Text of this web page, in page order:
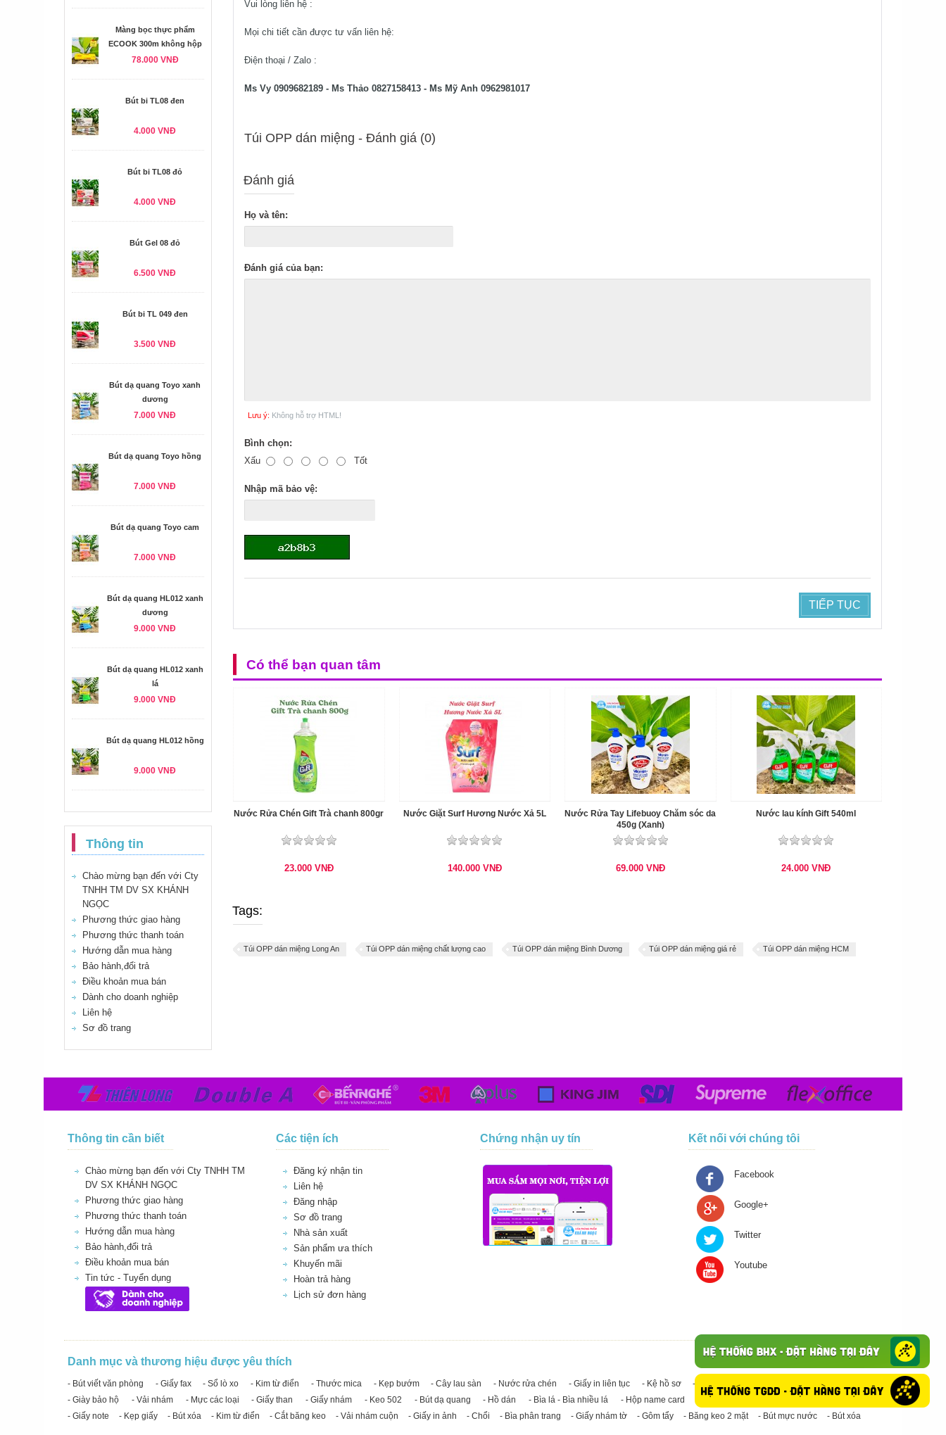
Màng bọc thực phẩm
ECOOK 300m không hộp
78.000 VNĐ
Bút bi TL08 đen
4.000 VNĐ
Bút bi TL08 đỏ
4.000 VNĐ
Bút Gel 08 đỏ
6.500 VNĐ
Bút bi TL 049 đen
3.500 VNĐ
Bút dạ quang Toyo xanh
dương
7.000 VNĐ
Bút dạ quang Toyo hồng
7.000 VNĐ
Bút dạ quang Toyo cam
7.000 VNĐ
Bút dạ quang HL012 xanh
dương
9.000 VNĐ
Bút dạ quang HL012 xanh
lá
9.000 VNĐ
Bút dạ quang HL012 hồng
9.000 VNĐ
Thông tin
Chào mừng bạn đến với Cty
TNHH TM DV SX KHÁNH
NGỌC
Phương thức giao hàng
Phương thức thanh toán
Hướng dẫn mua hàng
Bảo hành,đổi trả
Điều khoản mua bán
Dành cho doanh nghiệp
Liên hệ
Sơ đồ trang
Vui lòng liên hệ :
Mọi chi tiết cần được tư vấn liên hệ:
Điện thoại / Zalo :
Ms Vy 0909682189 - Ms Thảo 0827158413 - Ms Mỹ Anh 0962981017
Túi OPP dán miệng - Ðánh giá (0)
Đánh giá
Họ và tên:
Đánh giá của bạn:
Lưu ý: Không hỗ trợ HTML!
Bình chọn:
Xấu
Tốt
Nhập mã bảo vệ:
TIẾP TỤC
Có thể bạn quan tâm
Nước Rửa Chén Gift Trà chanh 800gr
23.000 VNĐ
Nước Giặt Surf Hương Nước Xả 5L
140.000 VNĐ
Nước Rửa Tay Lifebuoy Chăm sóc da
450g (Xanh)
69.000 VNĐ
Nước lau kính Gift 540ml
24.000VNĐ
Tags:
Túi OPP dán miệng Long An Túi OPP dán miệng chất lượng cao Túi OPP dán miệng Bình Dương Túi OPP dán miệng giá rẻ Túi OPP dán miệng HCM
Thông tin cần biết
Chào mừng bạn đến với Cty TNHH TM
DV SX KHÁNH NGỌC
Phương thức giao hàng
Phương thức thanh toán
Hướng dẫn mua hàng
Bảo hành,đổi trả
Điều khoản mua bán
Tin tức - Tuyển dụng
Các tiện ích
Đăng ký nhận tin
Liên hệ
Đăng nhập
Sơ đồ trang
Nhà sản xuất
Sản phẩm ưa thích
Khuyến mãi
Hoàn trả hàng
Lịch sử đơn hàng
Chứng nhận uy tín Kết nối với chúng tôi
Facebook
Google+
Twitter
Youtube
Danh mục và thương hiệu được yêu thích
- Bút viết văn phòng - Giấy fax - Sổ lò xo - Kim từ điển - Thước mica - Kẹp bướm - Cây lau sàn - Nước rửa chén - Giấy in liên tục - Kệ hồ sơ - Giấy in A4
- Băng keo trong - Băng keo đục
- Giày bảo hộ
- Vải nhám - Mực các loại - Giấy than - Giấy nhám - Keo 502 - Bút dạ quang - Hồ dán - Bìa lá - Bìa nhiều lá - Hộp name card - Giấy in A3 - Giấy vệ sinh
- Keo Silicone
- Giấy note
- Kẹp giấy - Bút xóa - Kim từ điển - Cắt băng keo - Vải nhám cuộn - Giấy in ảnh - Chổi - Bìa phân trang - Giấy nhám tờ - Gôm tẩy - Băng keo 2 mặt - Bút mực nước - Bút xóa